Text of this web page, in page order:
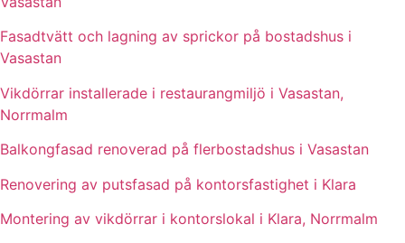
Fasadtvätt och lagning av sprickor på bostadshus i
Vasastan
Vikdörrar installerade i restaurangmiljö i Vasastan,
Norrmalm
Balkongfasad renoverad på flerbostadshus i Vasastan
Renovering av putsfasad på kontorsfastighet i Klara
Montering av vikdörrar i kontorslokal i Klara, Norrmalm